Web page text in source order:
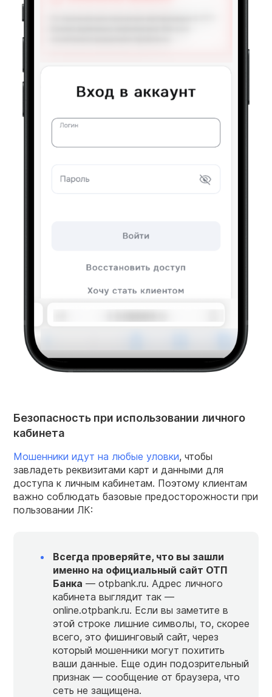
Безопасность при использовании личного
кабинета
Мошенники идут на любые уловки, чтобы
завладеть реквизитами карт и данными для
доступа к личным кабинетам. Поэтому клиентам
важно соблюдать базовые предосторожности при
пользовании ЛК:
Всегда проверяйте, что вы зашли
именно на официальный сайт ОТП
Банка — otpbank.ru. Адрес личного
кабинета выглядит так —
online.otpbank.ru. Если вы заметите в
этой строке лишние символы, то, скорее
всего, это фишинговый сайт, через
который мошенники могут похитить
ваши данные. Еще один подозрительный
признак — сообщение от браузера, что
сеть не защищена.